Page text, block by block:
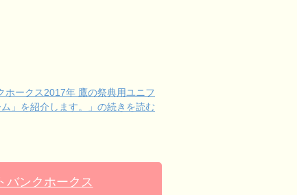
ホークス2017年 鷹の祭典用ユニフ
ム」を紹介します。」の続きを読む
バンクホークス